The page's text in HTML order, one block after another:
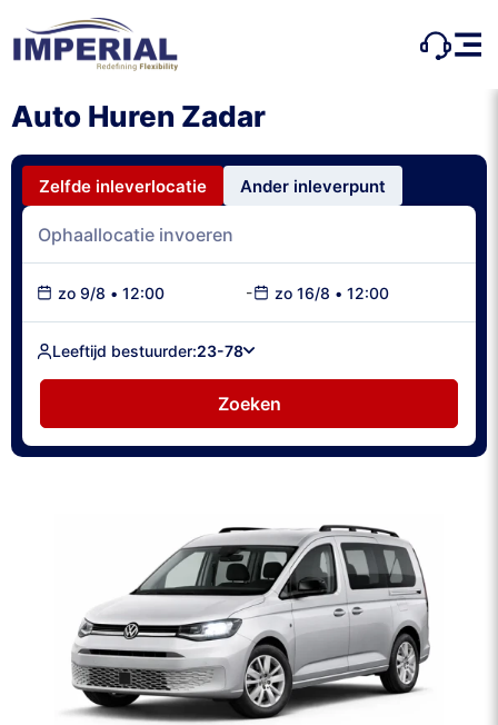
Auto Huren Zadar
Zelfde inleverlocatie Ander inleverpunt
zo 9/8 • 12:00 - zo 16/8 • 12:00
Leeftijd bestuurder:23-78
Zoeken